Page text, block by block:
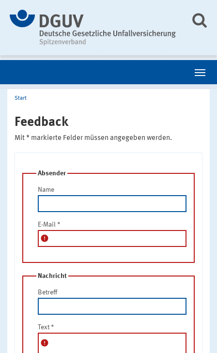
Start
Feedback
Mit * markierte Felder müssen angegeben werden.
Absender
Name
E-Mail *
error
Nachricht
Betreff
Text *
error